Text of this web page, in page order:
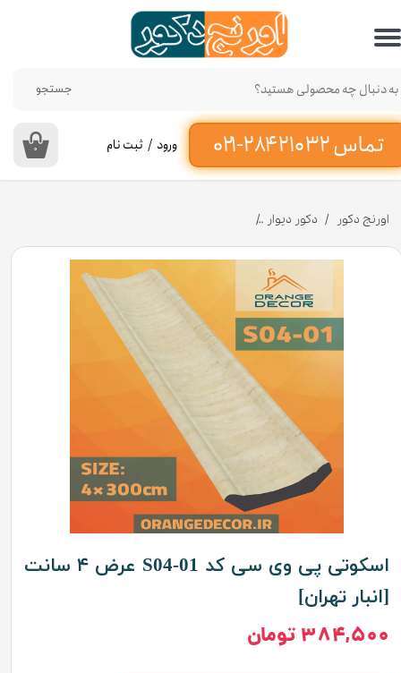
تماس ۳۲ ۲۱۰ ۲۸۴-۰۲۱‌
جستجو
۰ ورود / ثبت نام
حساب کاربری من
تغییر گذر واژه
سفارشات
خروج از حساب کاربری
اورنج دکور دکور دیوار
اسکوتی پی وی سی کد S04-01 عرض ۴ سانت
[انبار تهران]
۳۸۴,۵۰۰ تومان